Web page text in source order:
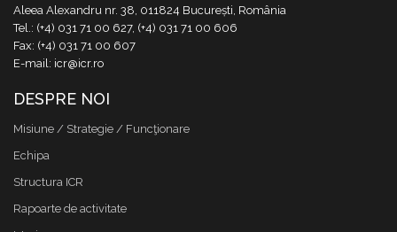
Aleea Alexandru nr. 38, 011824 București, România
Tel.: (+4) 031 71 00 627, (+4) 031 71 00 606
Fax: (+4) 031 71 00 607
E-mail: icr@icr.ro
DESPRE NOI
Misiune / Strategie / Funcţionare
Echipa
Structura ICR
Rapoarte de activitate